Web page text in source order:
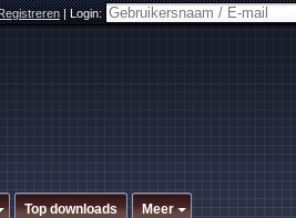
|Login:
Top downloads Meer